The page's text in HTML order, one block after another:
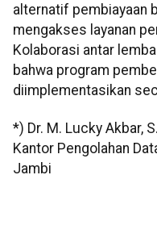
alternatif pembiayaan
mengakses layanan
Kolaborasi antar
bahwa program
diimplementasikan
*) Dr. M. Lucky Akbar,
Kantor Pengolahan
Jambi